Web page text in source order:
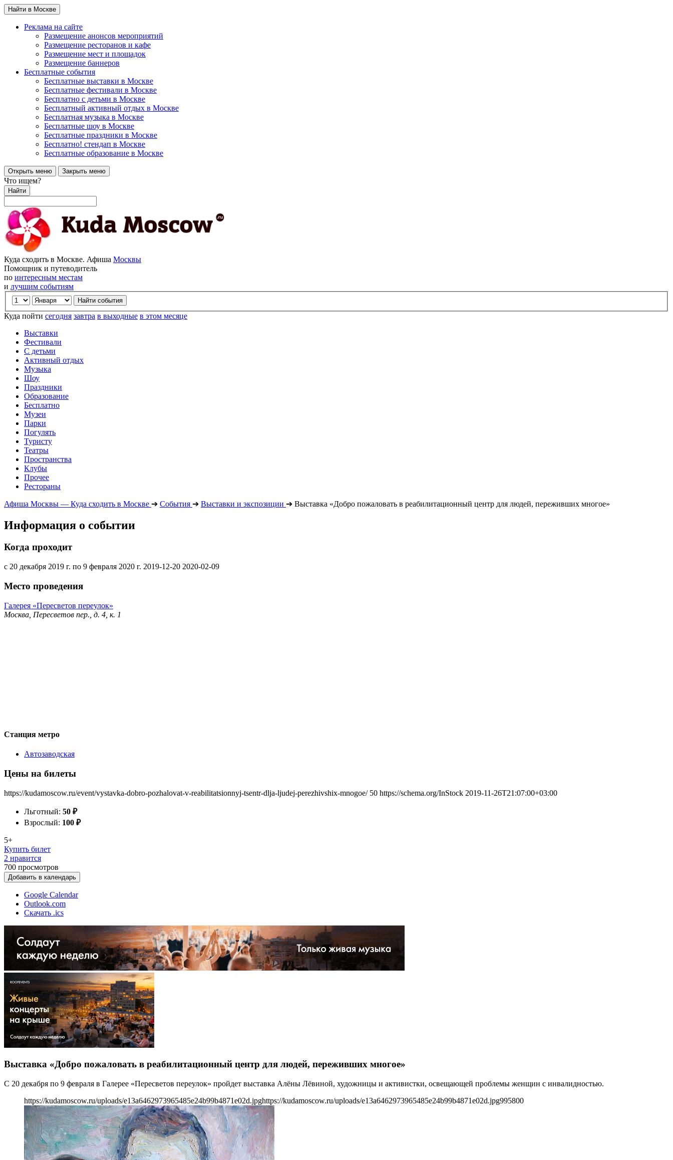
Найти в Москве
Реклама на сайте
Размещение анонсов мероприятий
Размещение ресторанов и кафе
Размещение мест и площадок
Размещение баннеров
Бесплатные события
Бесплатные выставки в Москве
Бесплатные фестивали в Москве
Бесплатно с детьми в Москве
Бесплатный активный отдых в Москве
Бесплатная музыка в Москве
Бесплатные шоу в Москве
Бесплатные праздники в Москве
Бесплатно! стендап в Москве
Бесплатные образование в Москве
Открыть меню Закрыть меню
Что ищем?
Найти
Куда сходить в Москве. Афиша Москвы
Помощник и путеводитель
по интересным местам
и лучшим событиям
Куда пойти сегодня завтра в выходные в этом месяце
Выставки
Фестивали
С детьми
Активный отдых
Музыка
Шоу
Праздники
Образование
Бесплатно
Музеи
Парки
Погулять
Туристу
Театры
Пространства
Клубы
Прочее
Рестораны
Афиша Москвы — Куда сходить в Москве ➔ События ➔ Выставки и экспозиции ➔ Выставка «Добро пожаловать в реабилитационный центр для людей, переживших многое»
Информация о событии
Когда проходит
с 20 декабря 2019 г. по 9 февраля 2020 г. 2019-12-20 2020-02-09
Место проведения
Галерея «Пересветов переулок»
Москва, Пересветов пер., д. 4, к. 1
Станция метро
Автозаводская
Цены на билеты
https://kudamoscow.ru/event/vystavka-dobro-pozhalovat-v-reabilitatsionnyj-tsentr-dlja-ljudej-perezhivshix-mnogoe/ 50 https://schema.org/InStock 2019-11-26T21:07:00+03:00
Льготный: 50 ₽
Взрослый: 100 ₽
5+
Купить билет
2 нравится
700 просмотров
Добавить в календарь
Google Calendar
Outlook.com
Скачать .ics
Выставка «Добро пожаловать в реабилитационный центр для людей, переживших многое»
С 20 декабря по 9 февраля в Галерее «Пересветов переулок» пройдет выставка Алёны Лёвиной, художницы и активистки, освещающей проблемы женщин с инвалидностью.
https://kudamoscow.ru/uploads/e13a6462973965485e24b99b4871e02d.jpghttps://kudamoscow.ru/uploads/e13a6462973965485e24b99b4871e02d.jpg995800